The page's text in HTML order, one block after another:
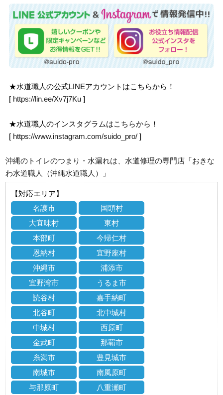
★水道職人の公式LINEアカウントはこちらから！
[ https://lin.ee/Xv7j7Ku ]
★水道職人のインスタグラムはこちらから！
[ https://www.instagram.com/suido_pro/ ]
沖縄のトイレのつまり・水漏れは、水道修理の専門店「おきな
わ水道職人（沖縄水道職人）」
【対応エリア】
名護市
国頭村
大宜味村
東村
本部町
今帰仁村
恩納村
宜野座村
沖縄市
浦添市
宜野湾市
うるま市
読谷村
嘉手納町
北谷町
北中城村
中城村
西原町
金武町
那覇市
糸満市
豊見城市
南城市
南風原町
与那原町
八重瀬町